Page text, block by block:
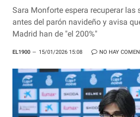
Sara Monforte espera recuperar las
antes del parón navideño y avisa
Madrid han de "el 200%"
EL1900 15/01/2026 15:08 NO HAY